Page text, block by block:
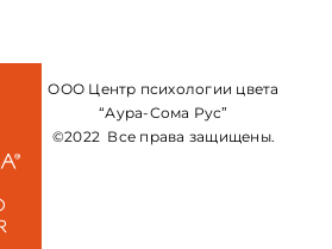
ООО Центр психологии цвета
“Аура-Сома Рус”
©2022 Все права защищены.